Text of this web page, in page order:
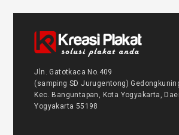
Jln. Gatotkaca No.409
(samping SD Jurugentong)
Kec. Banguntapan, Kota Yogyakarta,
Yogyakarta 55198